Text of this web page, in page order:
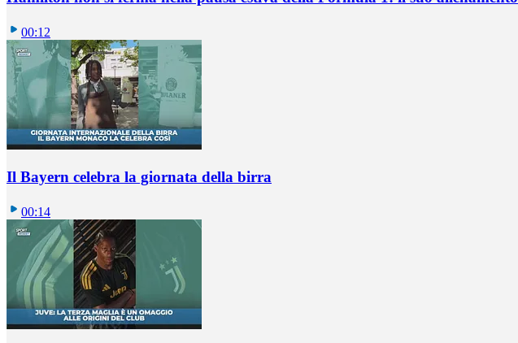
00:12
Il Bayern celebra la giornata della birra
00:14